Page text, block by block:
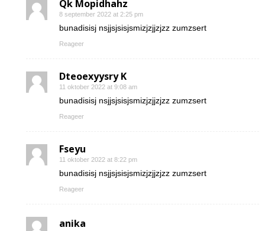
Qk Mopidhahz
8 september 2022 at 2:25 pm
bunadisisj nsjjsjsisjsmizjzjjzjzz zumzsert
Reageer
Dteoexyysry K
11 oktober 2022 at 9:08 am
bunadisisj nsjjsjsisjsmizjzjjzjzz zumzsert
Reageer
Fseyu
11 oktober 2022 at 8:22 pm
bunadisisj nsjjsjsisjsmizjzjjzjzz zumzsert
Reageer
anika